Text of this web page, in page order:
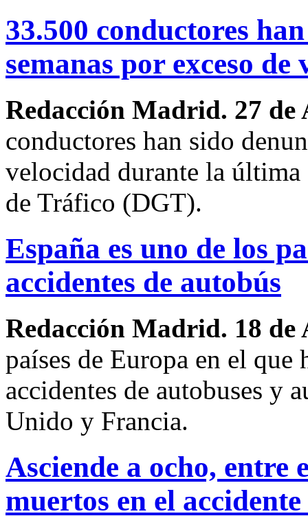
33.500 conductores
semanas por exceso de
Redacción Madrid. 27 de
conductores han sido
velocidad durante la
de Tráfico (DGT).
España es uno de los
accidentes de autobús
Redacción Madrid. 18 de
países de Europa en el
accidentes de autobuses y
Unido y Francia.
Asciende a ocho, entre
muertos en el